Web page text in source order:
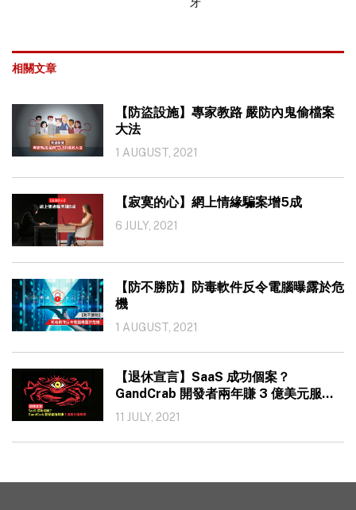
相關文章
【防盜設施】專家教路 嚴防內鬼偷檔案
大法
1 AUGUST, 2021
【寂寞的心】網上情緣騙案增5成
6 JULY, 2021
【防不勝防】防毒軟件反令電腦曝露於危
機
1 AUGUST, 2021
【退休宣言】SaaS 成功個案？
GandCrab 開發者兩年賺 3 億美元服務
費
11 JULY, 2021